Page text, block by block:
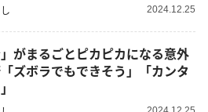
2024.12.25
」がまるごとピカピカになる意外
ズボラでもできそう」「カンタ